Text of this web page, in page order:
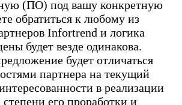
(ПО) под вашу конкретную
обратиться к любому из
Infortrend и логика
будет везде одинакова.
будет отличаться
партнера на текущий
в реализации
его проработки и